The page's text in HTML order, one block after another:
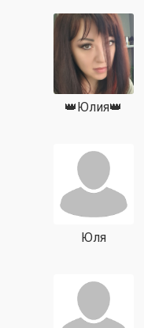
👑Юлия👑
Юля